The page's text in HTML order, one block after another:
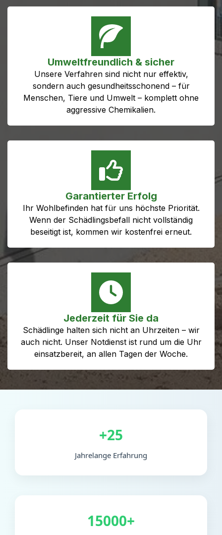
Umweltfreundlich & sicher
Unsere Verfahren sind nicht nur effektiv,
sondern auch gesundheitsschonend – für
Menschen, Tiere und Umwelt – komplett ohne
aggressive Chemikalien.
Garantierter Erfolg
Ihr Wohlbefinden hat für uns höchste Priorität.
Wenn der Schädlingsbefall nicht vollständig
beseitigt ist, kommen wir kostenfrei erneut.
Jederzeit für Sie da
Schädlinge halten sich nicht an Uhrzeiten – wir
auch nicht. Unser Notdienst ist rund um die Uhr
einsatzbereit, an allen Tagen der Woche.
+25
Jahrelange Erfahrung
15000+